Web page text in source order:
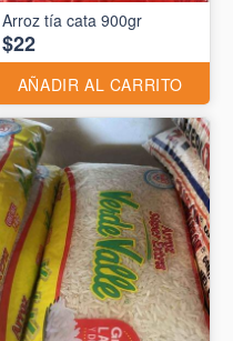
Arroz tía cata 900gr
$22
AÑADIR AL CARRITO